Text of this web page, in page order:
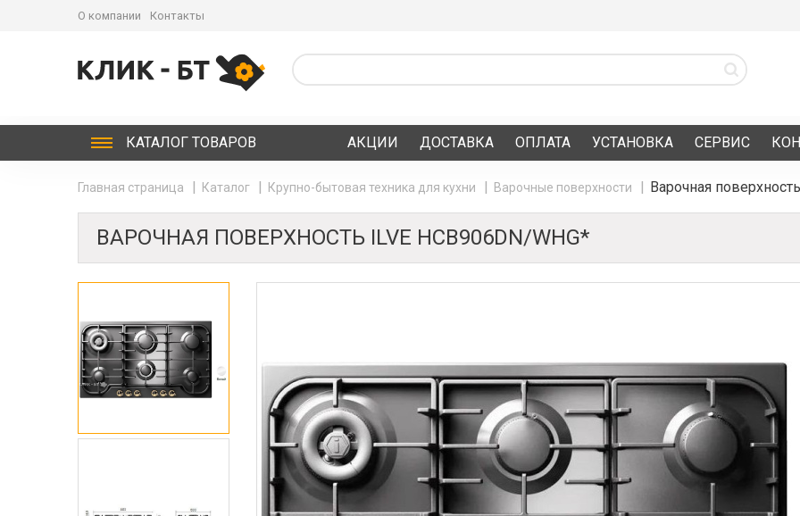
О компании Контакты
КАТАЛОГ ТОВАРОВ АКЦИИ ДОСТАВКА ОПЛАТА УСТАНОВКА СЕРВИС
Главная страница Каталог Крупно-бытовая техника для кухни Варочные поверхности Варочная
ВАРОЧНАЯ ПОВЕРХНОСТЬ ILVE HCB906DN/WHG*